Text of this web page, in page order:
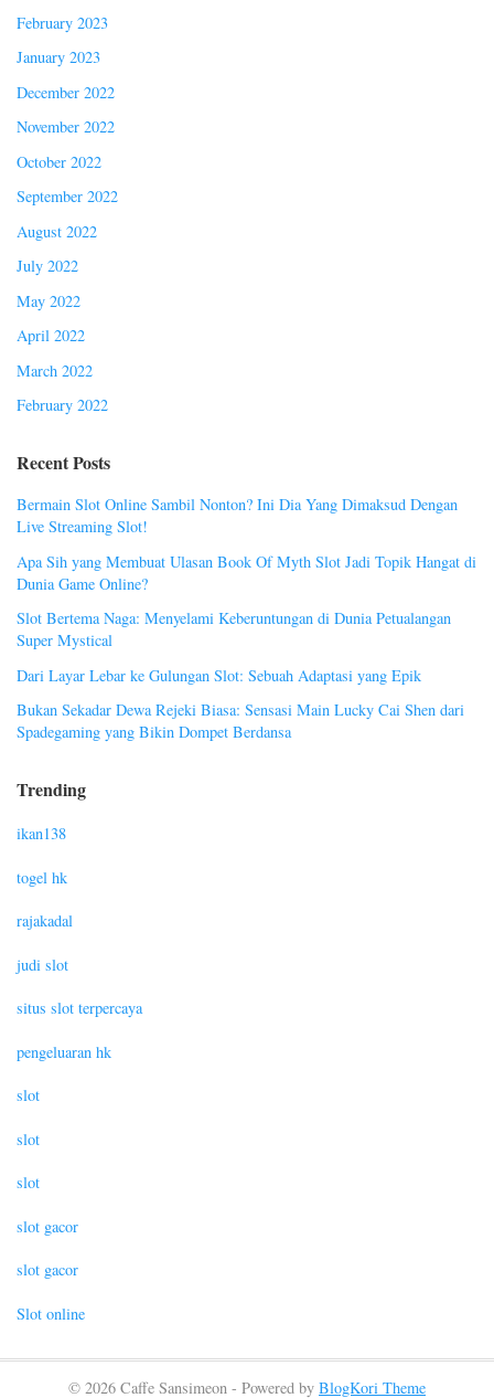
February 2023
January 2023
December 2022
November 2022
October 2022
September 2022
August 2022
July 2022
May 2022
April 2022
March 2022
February 2022
Recent Posts
Bermain Slot Online Sambil Nonton? Ini Dia Yang Dimaksud Dengan
Live Streaming Slot!
Apa Sih yang Membuat Ulasan Book Of Myth Slot Jadi Topik Hangat di
Dunia Game Online?
Slot Bertema Naga: Menyelami Keberuntungan di Dunia Petualangan
Super Mystical
Dari Layar Lebar ke Gulungan Slot: Sebuah Adaptasi yang Epik
Bukan Sekadar Dewa Rejeki Biasa: Sensasi Main Lucky Cai Shen dari
Spadegaming yang Bikin Dompet Berdansa
Trending
ikan138
togel hk
rajakadal
judi slot
situs slot terpercaya
pengeluaran hk
slot
slot
slot
slot gacor
slot gacor
Slot online
© 2026 Caffe Sansimeon - Powered by BlogKori Theme